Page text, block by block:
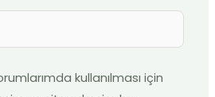
kullanılması için